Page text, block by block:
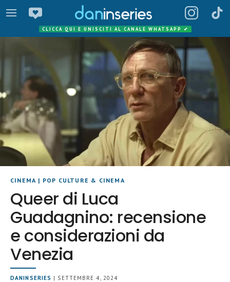
CLICCA QUI E UNISCITI AL CANALE WHATSAPP ✔
CINEMA | POP CULTURE & CINEMA
Queer di Luca
Guadagnino: recensione
e considerazioni da
Venezia
DANINSERIES | SETTEMBRE 4, 2024